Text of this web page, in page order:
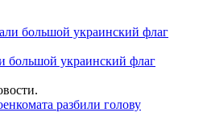
украинский флаг